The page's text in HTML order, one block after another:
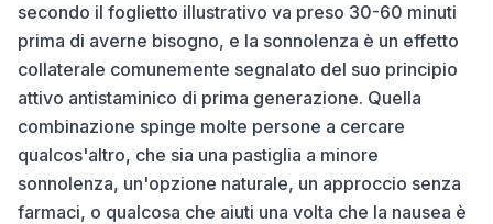
secondo il foglietto illustrativo va preso 30-60 minuti
prima di averne bisogno, e la sonnolenza è un effetto
collaterale comunemente segnalato del suo principio
attivo antistaminico di prima generazione. Quella
combinazione spinge molte persone a cercare
qualcos'altro, che sia una pastiglia a minore
sonnolenza, un'opzione naturale, un approccio senza
farmaci, o qualcosa che aiuti una volta che la nausea è